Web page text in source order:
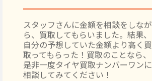
スタッフさんに金額を相談をしなが
ら、買取してもらいました。結果、
自分の予想していた金額より高く買
取ってもらった！買取のことなら、
是非一度タイヤ買取ナンバーワンに
相談してみてください！